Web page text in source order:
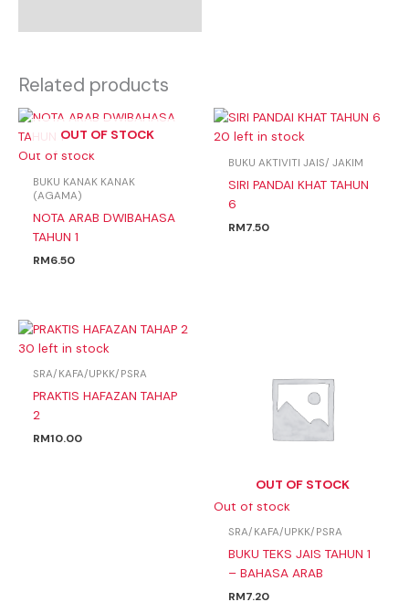
Related products
OUT OF STOCK
Out of stock
BUKU KANAK KANAK
(AGAMA)
NOTA ARAB DWIBAHASA
TAHUN 1
RM6.50
20 left in stock
BUKU AKTIVITI JAIS/ JAKIM
SIRI PANDAI KHAT TAHUN
6
RM7.50
30 left in stock
SRA/KAFA/UPKK/PSRA
PRAKTIS HAFAZAN TAHAP
2
RM10.00
OUT OF STOCK
Out of stock
SRA/KAFA/UPKK/PSRA
BUKU TEKS JAIS TAHUN 1
– BAHASA ARAB
RM7.20